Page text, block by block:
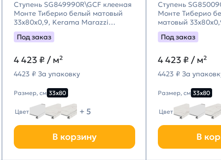
Ступень SG849990R\GCF клееная
Монте Тиберио белый матовый
33x80x0,9, Kerama Marazzi
(Керама Марацци)
Под заказ
4 423 ₽ / м²
4423 ₽ За упаковку
Размер, см 33х80
Цвет + 5
В корзину
Ступень
Монте Тиберио
матовый
Marazzi (Керама
Под заказ
4 423 ₽ / м²
4423 ₽ За
Размер, см 33х80
Цвет
В